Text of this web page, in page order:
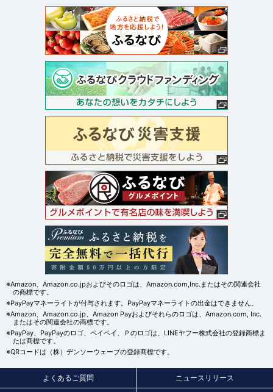
※Amazon、Amazon.co.jpおよびそのロゴは、Amazon.com,Inc.またはその関連会社
の商標です。
※PayPayマネーライトが付与されます。PayPayマネーライトの出金はできません。
※Amazon、Amazon.co.jp、Amazon Payおよびそれらのロゴは、Amazon.com, Inc.
またはその関連会社の商標です。
※PayPay、PayPayのロゴ、ペイペイ、Ｐのロゴは、LINEヤフー株式会社の登録商標ま
たは商標です。
※QRコードは（株）デンソーウェーブの登録商標です。
よくあるご質問 ニュースリリース